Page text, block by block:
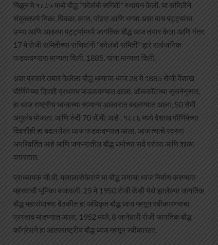
मिळून मे १८८५ मध्ये बौद्ध “कोलंबो समिती” स्थापन केली. या समितीने
संयुक्तपणे निळा, पिवळा, लाल, पांढरा आणि भगवा अशा पाच पट्ट्यांचा
उभ्या आणि आडव्या पट्ट्यांमध्ये जागतिक बौद्ध ध्वज तयार केला आणि नंतर
17 मे रोजी समितीच्या सचिवांनी “कोलंबो समिती” द्वारे सार्वजनिक
फडकवण्यास मान्यता दिली. 1885. यांना मान्यता दिली.
अशा प्रकारे तयार केलेला बौद्ध धम्माचा ध्वज 28 मे 1885 रोजी वैशाख
पौर्णिमेच्या दिवशी प्रथमच फडकवण्यात आला. ओलकॉटच्या सूचनेनुसार,
हा ध्वज राष्ट्रीय ध्वजाच्या सामान्य आकारात बदलण्यात आला, 50 सेमी
अनुलंब मोजला. आणि रुंदी 70 सें.मी. आहे . १८८६ मध्ये वैशाख पौर्णिमेच्या
दिवशीही हा बदललेला ध्वज फडकवण्यात आला. आज त्याचे स्वरूप
अपरिवर्तित आहे आणि जगभरातील बौद्ध धर्माच्या सर्व परंपरा आणि शाळा
वापरतात.
प्राध्यापक जी.पी. मलालासेकेराने या बौद्ध जगाचा ध्वज निर्माण करण्यात
महत्त्वाची भूमिका बजावली. 25 मे 1950 रोजी कँडी येथे झालेल्या जागतिक
बौद्ध महासंघाच्या बैठकीत हा अधिकृत बौद्ध ध्वज म्हणून स्वीकारण्याचा
प्रस्ताव मांडण्यात आला. 1952 मध्ये, 8 जानेवारी रोजी जागतिक बौद्ध
काँग्रेसने हा आंतरराष्ट्रीय बौद्ध ध्वज म्हणून स्वीकारला.